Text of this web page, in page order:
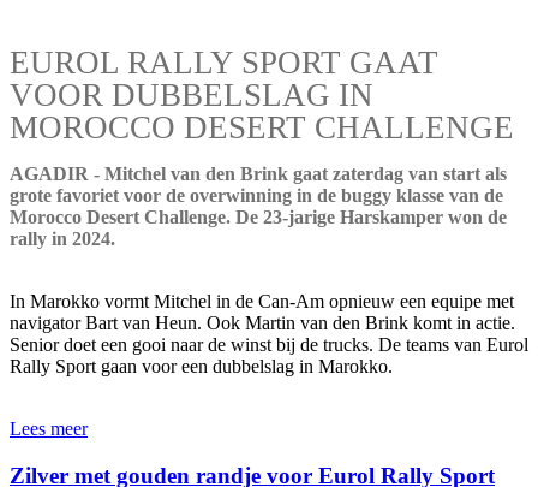
EUROL RALLY SPORT GAAT
VOOR DUBBELSLAG IN
MOROCCO DESERT CHALLENGE
AGADIR - Mitchel van den Brink gaat zaterdag van start als
grote favoriet voor de overwinning in de buggy klasse van de
Morocco Desert Challenge. De 23-jarige Harskamper won de
rally in 2024.
In Marokko vormt Mitchel in de Can-Am opnieuw een equipe met
navigator Bart van Heun. Ook Martin van den Brink komt in actie.
Senior doet een gooi naar de winst bij de trucks. De teams van Eurol
Rally Sport gaan voor een dubbelslag in Marokko.
Lees meer
Zilver met gouden randje voor Eurol Rally Sport